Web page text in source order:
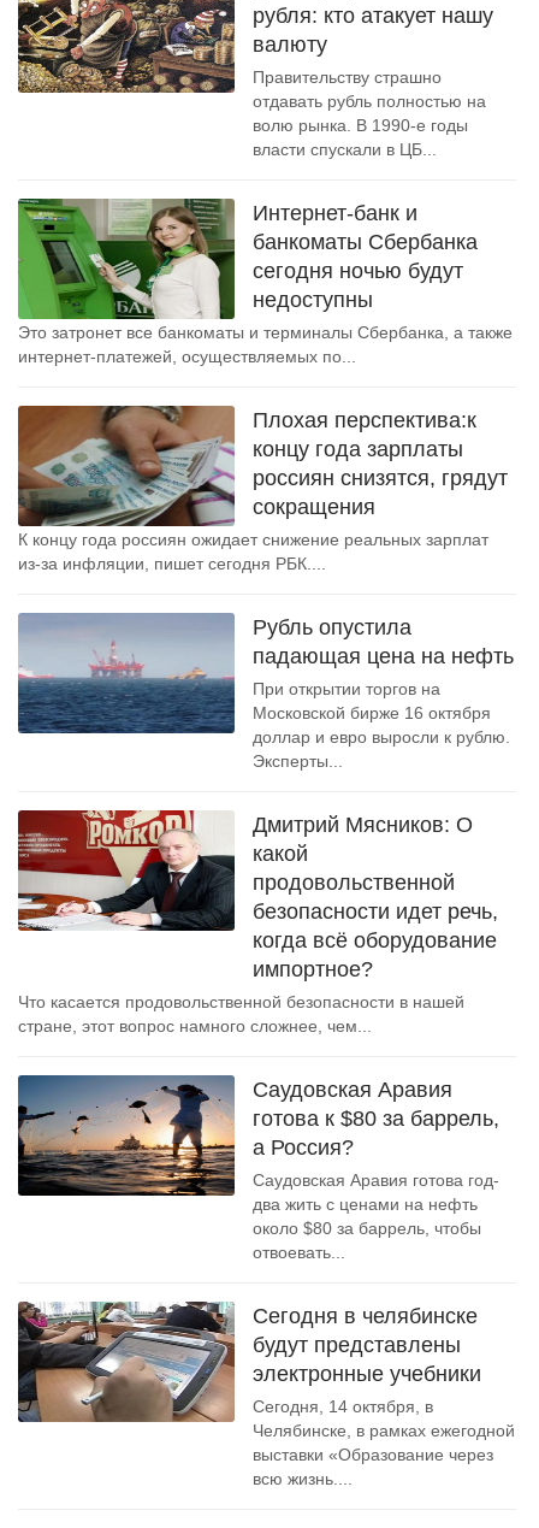
рубля: кто атакует нашу
валюту
Правительству страшно
отдавать рубль полностью на
волю рынка. В 1990-е годы
власти спускали в ЦБ...
Интернет-банк и
банкоматы Сбербанка
сегодня ночью будут
недоступны
Это затронет все банкоматы и терминалы Сбербанка, а также
интернет-платежей, осуществляемых по...
Плохая перспектива:к
концу года зарплаты
россиян снизятся, грядут
сокращения
К концу года россиян ожидает снижение реальных зарплат
из-за инфляции, пишет сегодня РБК....
Рубль опустила
падающая цена на нефть
При открытии торгов на
Московской бирже 16 октября
доллар и евро выросли к рублю.
Эксперты...
Дмитрий Мясников: О
какой
продовольственной
безопасности идет речь,
когда всё оборудование
импортное?
Что касается продовольственной безопасности в нашей
стране, этот вопрос намного сложнее, чем...
Саудовская Аравия
готова к $80 за баррель,
а Россия?
Саудовская Аравия готова год-
два жить с ценами на нефть
около $80 за баррель, чтобы
отвоевать...
Cегодня в челябинске
будут представлены
электронные учебники
Сегодня, 14 октября, в
Челябинске, в рамках ежегодной
выставки «Образование через
всю жизнь....